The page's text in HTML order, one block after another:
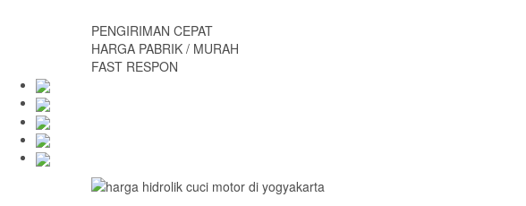
PENGIRIMAN CEPAT
HARGA PABRIK / MURAH
FAST RESPON